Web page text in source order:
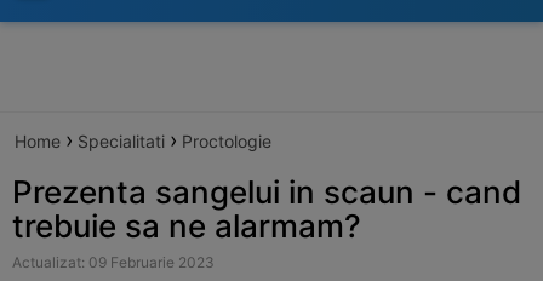
Home › Specialitati › Proctologie
Prezenta sangelui in scaun - cand
trebuie sa ne alarmam?
Actualizat: 09 Februarie 2023